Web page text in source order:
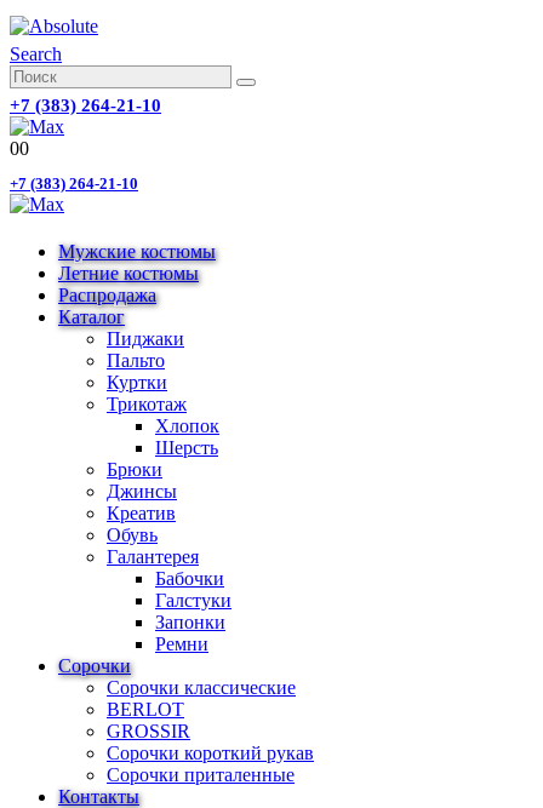
Search
+7 (383) 264-21-10
00
+7 (383) 264-21-10
Мужские костюмы
Летние костюмы
Распродажа
Каталог
Пиджаки
Пальто
Куртки
Трикотаж
Хлопок
Шерсть
Брюки
Джинсы
Креатив
Обувь
Галантерея
Бабочки
Галстуки
Запонки
Ремни
Сорочки
Сорочки классические
BERLOT
GROSSIR
Сорочки короткий рукав
Сорочки приталенные
Контакты